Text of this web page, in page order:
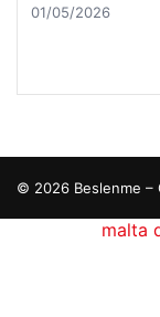
01/05/2026
© 2026 Beslenme –
malta